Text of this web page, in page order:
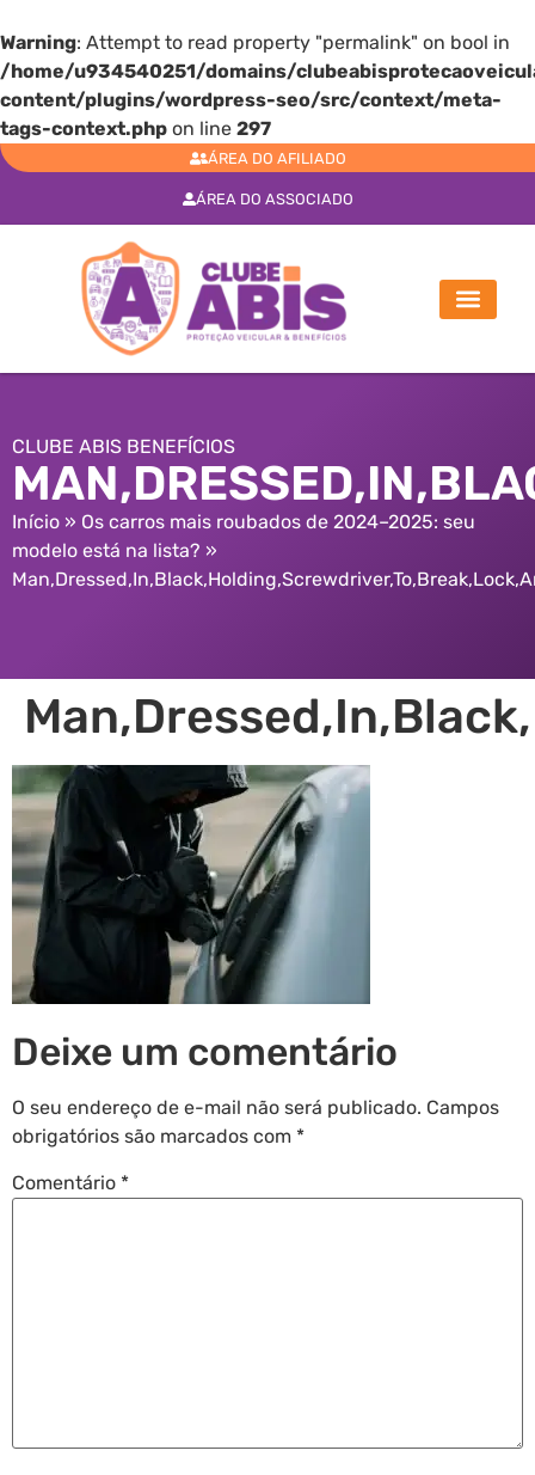
Warning: Attempt to read property "permalink" on bool in
/home/u934540251/domains/
content/plugins/wordpress-seo/src/context/meta-
tags-context.php on line 297
ÁREA DO AFILIADO
ÁREA DO ASSOCIADO
CLUBE ABIS BENEFÍCIOS
Início » Os carros mais roubados de 2024–2025: seu
modelo está na lista? »
Deixe um comentário
O seu endereço de e-mail não será publicado. Campos
obrigatórios são marcados com *
Comentário *